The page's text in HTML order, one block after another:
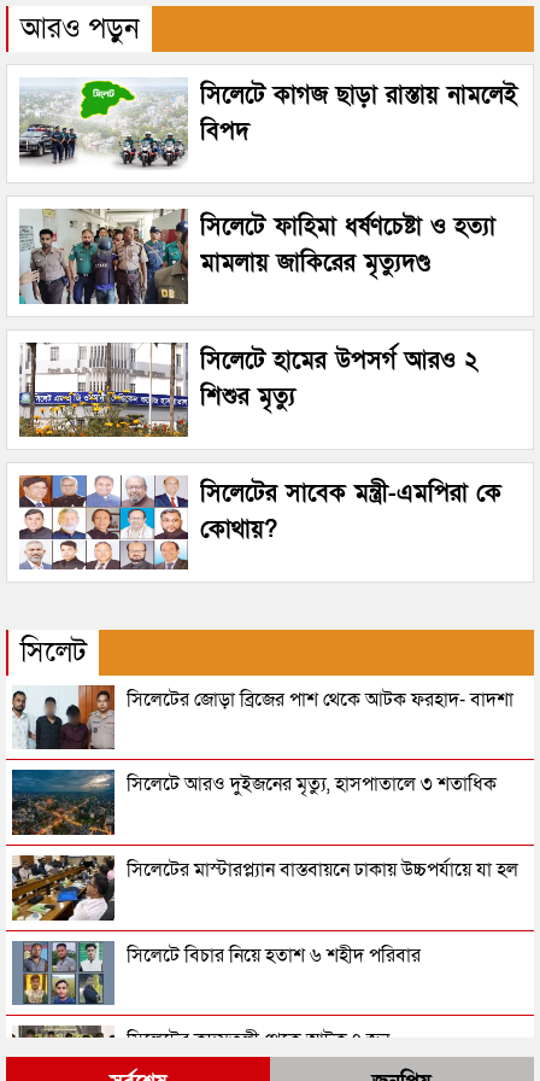
আরও পড়ুন
সিলেটে কাগজ ছাড়া রাস্তায় নামলেই
বিপদ
সিলেটে ফাহিমা ধর্ষণচেষ্টা ও হত্যা
মামলায় জাকিরের মৃত্যুদণ্ড
সিলেটে হামের উপসর্গ আরও ২
শিশুর মৃত্যু
সিলেটের সাবেক মন্ত্রী-এমপিরা কে
কোথায়?
সিলেট
সিলেটের জোড়া ব্রিজের পাশ থেকে আটক ফরহাদ- বাদশা
সিলেটে আরও দুইজনের মৃত্যু, হাসপাতালে ৩ শতাধিক
সিলেটের মাস্টারপ্ল্যান বাস্তবায়নে ঢাকায় উচ্চপর্যায়ে যা হল
সিলেটে বিচার নিয়ে হতাশ ৬ শহীদ পরিবার
সিলেটের কদমতলী থেকে আটক ৭ জন